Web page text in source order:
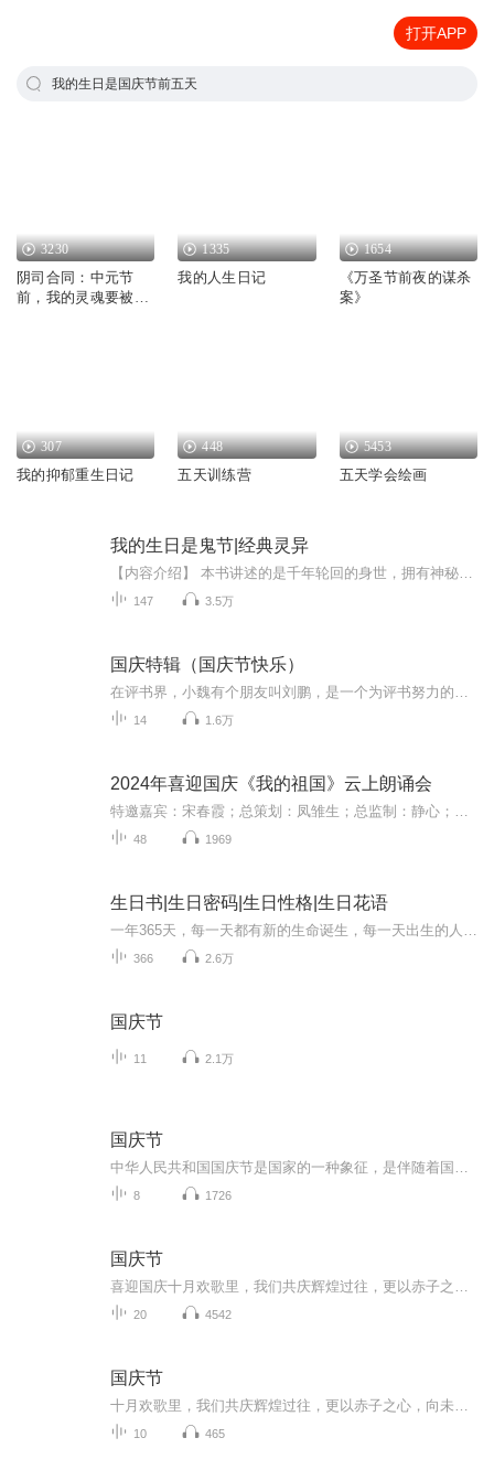
打开APP
我的生日是国庆节前五天
3230
阴司合同：中元节
前，我的灵魂要被收
1335
我的人生日记
1654
《万圣节前夜的谋杀
案》
307
我的抑郁重生日记
448
五天训练营
5453
五天学会绘画
我的生日是鬼节|经典灵异
147 3.5万
国庆特辑（国庆节快乐）
14 1.6万
2024年喜迎国庆《我的祖国》云上朗诵会
48 1969
生日书|生日密码|生日性格|生日花语
366 2.6万
国庆节
11 2.1万
国庆节
8 1726
国庆节
20 4542
国庆节
10 465